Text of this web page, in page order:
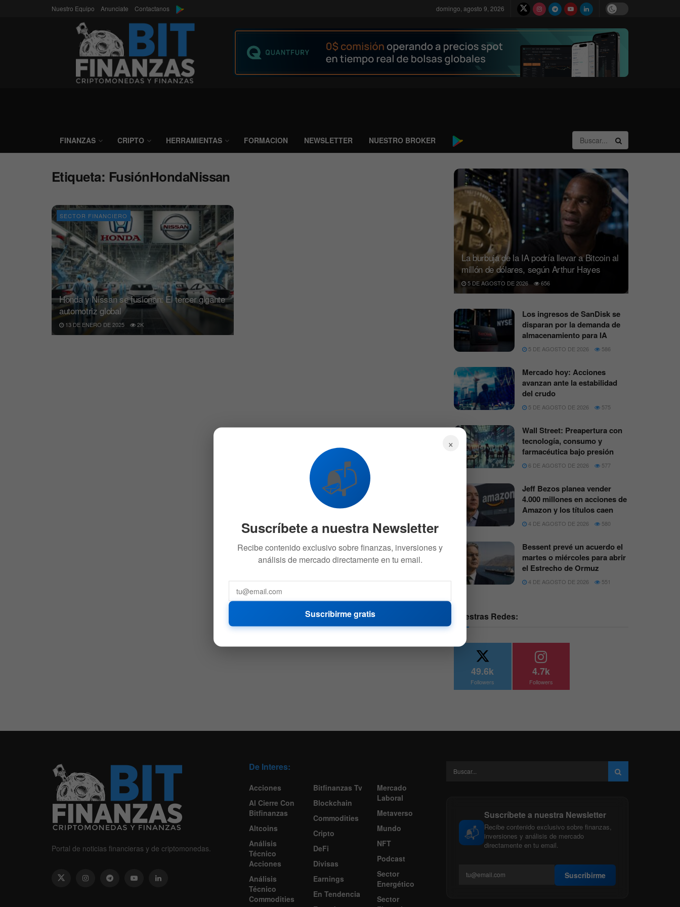
Nuestro Equipo Anunciate Contactanos domingo, agosto 9, 2026
FINANZAS CRIPTO HERRAMIENTAS FORMACION NEWSLETTER NUESTRO BROKER
Etiqueta: FusiónHondaNissan
SECTOR FINANCIERO
Honda y Nissan se fusionan: El tercer gigante
automotriz global
13 DE ENERO DE 2025 2K
La burbuja de la IA podría llevar a Bitcoin al
millón de dólares, según Arthur Hayes
5 DE AGOSTO DE 2026 656
Los ingresos de SanDisk se
disparan por la demanda de
almacenamiento para IA
5 DE AGOSTO DE 2026 586
Mercado hoy: Acciones
avanzan ante la estabilidad
del crudo
5 DE AGOSTO DE 2026 575
Wall Street: Preapertura con
tecnología, consumo y
farmacéutica bajo presión
6 DE AGOSTO DE 2026 577
Jeff Bezos planea vender
4.000 millones en acciones de
Amazon y los títulos caen
4 DE AGOSTO DE 2026 580
Bessent prevé un acuerdo el
martes o miércoles para abrir
el Estrecho de Ormuz
4 DE AGOSTO DE 2026 551
Nuestras Redes:
49.6k
Followers
4.7k
Followers
Portal de noticias financieras y de criptomonedas.
De Interes:
Acciones
Al Cierre Con
Bitfinanzas
Altcoins
Análisis
Técnico
Acciones
Análisis
Técnico
Commodities
Bitfinanzas Tv
Blockchain
Commodities
Cripto
DeFi
Divisas
Earnings
En Tendencia
Mercado
Laboral
Metaverso
Mundo
NFT
Podcast
Sector
Energético
Sector
📬
Suscríbete a nuestra Newsletter
Recibe contenido exclusivo sobre finanzas,
inversiones y análisis de mercado
directamente en tu email.
Suscribirme
×
📬
Suscríbete a nuestra Newsletter
Recibe contenido exclusivo sobre finanzas, inversiones y
análisis de mercado directamente en tu email.
Suscribirme gratis